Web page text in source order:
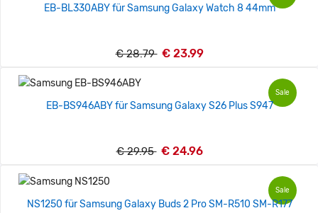
EB-BL330ABY für Samsung Galaxy Watch 8 44mm
€ 28.79 € 23.99
Sale
EB-BS946ABY für Samsung Galaxy S26 Plus S947
€ 29.95 € 24.96
Sale
NS1250 für Samsung Galaxy Buds 2 Pro SM-R510 SM-R177